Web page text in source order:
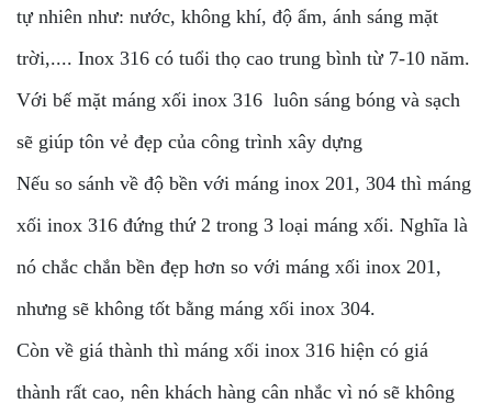
tự nhiên như: nước, không khí, độ ẩm, ánh sáng mặt
trời,.... Inox 316 có tuổi thọ cao trung bình từ 7-10 năm.
Với bế mặt máng xối inox 316 luôn sáng bóng và sạch
sẽ giúp tôn vẻ đẹp của công trình xây dựng
Nếu so sánh về độ bền với máng inox 201, 304 thì máng
xối inox 316 đứng thứ 2 trong 3 loại máng xối. Nghĩa là
nó chắc chắn bền đẹp hơn so với máng xối inox 201,
nhưng sẽ không tốt bằng máng xối inox 304.
Còn về giá thành thì máng xối inox 316 hiện có giá
thành rất cao, nên khách hàng cân nhắc vì nó sẽ không